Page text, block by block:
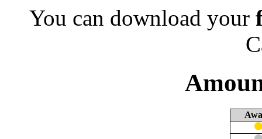
You can download your